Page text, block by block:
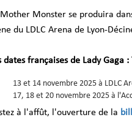
Monster se produira
du LDLC Arena de Lyon-
dates françaises de Lady Gaga
13 et 14 novembre 2025 à LDLC
17, 18 et 20 novembre 2025 à
à l'affût, l'ouverture de la